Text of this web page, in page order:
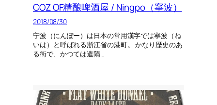
COZ OF精酿啤酒屋 / Ningpo（寧波）
2018/08/30
宁波（にんぽー）は日本の常用漢字では寧波（ね
いは）と呼ばれる浙江省の港町。 かなり歴史のあ
る街で、かつては遣隋…